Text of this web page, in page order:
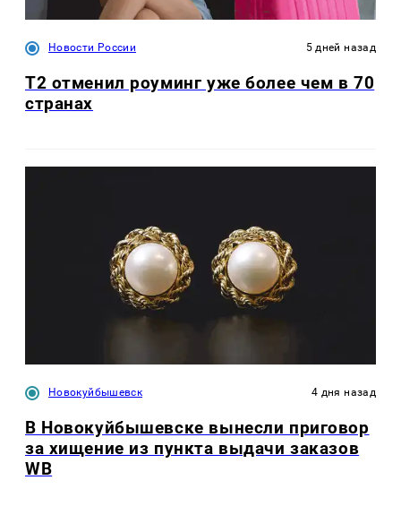
Новости России 5 дней назад
Т2 отменил роуминг уже более чем в 70
странах
Новокуйбышевск 4 дня назад
В Новокуйбышевске вынесли приговор
за хищение из пункта выдачи заказов
WB